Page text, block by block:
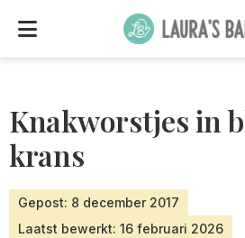
Knakworstjes in
krans
Gepost: 8 december 2017
Laatst bewerkt: 16 februari 2026